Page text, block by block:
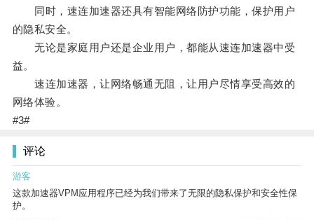
同时，速连加速器还具有智能网络防护功能，保护用户
的隐私安全。
无论是家庭用户还是企业用户，都能从速连加速器中受
益。
速连加速器，让网络畅通无阻，让用户尽情享受高效的
网络体验。
#3#
评论
游客
这款加速器VPM应用程序已经为我们带来了无限的隐私保护和安全性保
护。